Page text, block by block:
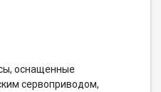
оснащенные
сервоприводом,